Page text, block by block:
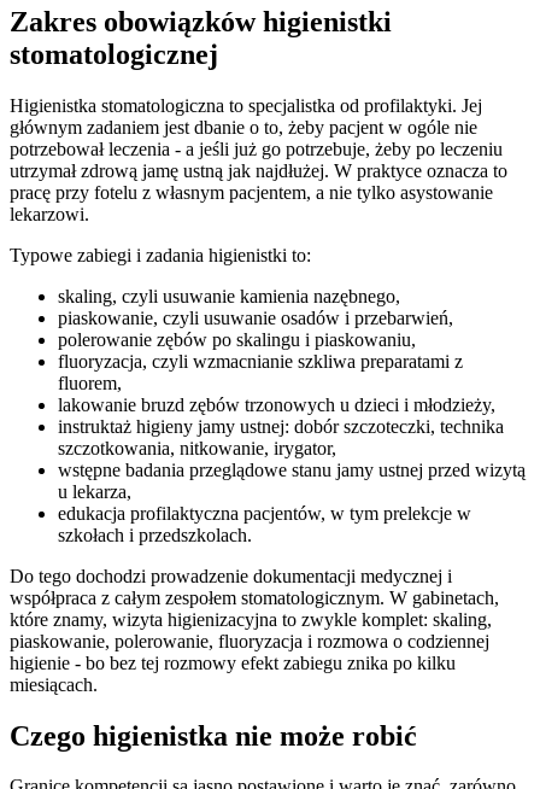
Zakres obowiązków higienistki
stomatologicznej
Higienistka stomatologiczna to specjalistka od profilaktyki. Jej
głównym zadaniem jest dbanie o to, żeby pacjent w ogóle nie
potrzebował leczenia - a jeśli już go potrzebuje, żeby po leczeniu
utrzymał zdrową jamę ustną jak najdłużej. W praktyce oznacza to
pracę przy fotelu z własnym pacjentem, a nie tylko asystowanie
lekarzowi.
Typowe zabiegi i zadania higienistki to:
skaling, czyli usuwanie kamienia nazębnego,
piaskowanie, czyli usuwanie osadów i przebarwień,
polerowanie zębów po skalingu i piaskowaniu,
fluoryzacja, czyli wzmacnianie szkliwa preparatami z
fluorem,
lakowanie bruzd zębów trzonowych u dzieci i młodzieży,
instruktaż higieny jamy ustnej: dobór szczoteczki, technika
szczotkowania, nitkowanie, irygator,
wstępne badania przeglądowe stanu jamy ustnej przed wizytą
u lekarza,
edukacja profilaktyczna pacjentów, w tym prelekcje w
szkołach i przedszkolach.
Do tego dochodzi prowadzenie dokumentacji medycznej i
współpraca z całym zespołem stomatologicznym. W gabinetach,
które znamy, wizyta higienizacyjna to zwykle komplet: skaling,
piaskowanie, polerowanie, fluoryzacja i rozmowa o codziennej
higienie - bo bez tej rozmowy efekt zabiegu znika po kilku
miesiącach.
Czego higienistka nie może robić